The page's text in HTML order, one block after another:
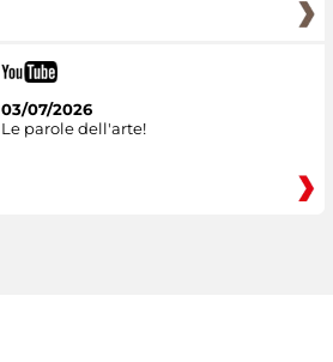
03/07/2026
Le parole dell'arte!